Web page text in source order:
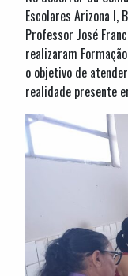
Escolares Arizona I,
Professor José
realizaram
o objetivo de
realidade presente